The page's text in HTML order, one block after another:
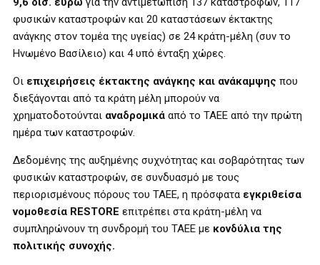
φυσικών καταστροφών και 20 καταστάσεων έκτακτης
ανάγκης στον τομέα της υγείας) σε 24 κράτη-μέλη (συν το
Ηνωμένο Βασίλειο) και 4 υπό ένταξη χώρες.
Οι επιχειρήσεις έκτακτης ανάγκης και ανάκαμψης που
διεξάγονται από τα κράτη μέλη μπορούν να
χρηματοδοτούνται αναδρομικά από το ΤΑΕΕ από την πρώτη
ημέρα των καταστροφών.
Δεδομένης της αυξημένης συχνότητας και σοβαρότητας των
φυσικών καταστροφών, σε συνδυασμό με τους
περιορισμένους πόρους του ΤΑΕΕ, η πρόσφατα εγκριθείσα
νομοθεσία RESTORE επιτρέπει στα κράτη-μέλη να
συμπληρώνουν τη συνδρομή του ΤΑΕΕ με κονδύλια της
πολιτικής συνοχής.